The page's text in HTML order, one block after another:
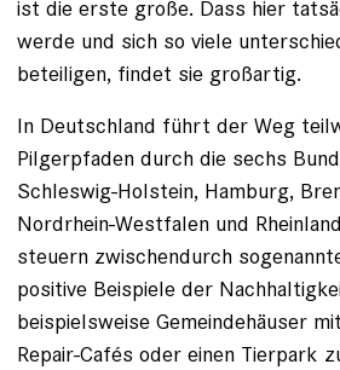
ist die erste große. Dass hier
werde und sich so viele
beteiligen, findet sie großartig.
In Deutschland führt der Weg
Pilgerpfaden durch die sechs
Schleswig-Holstein, Hamburg,
Nordrhein-Westfalen und
steuern zwischendurch
positive Beispiele der
beispielsweise Gemeindehäuser
Repair-Cafés oder einen Tierpark